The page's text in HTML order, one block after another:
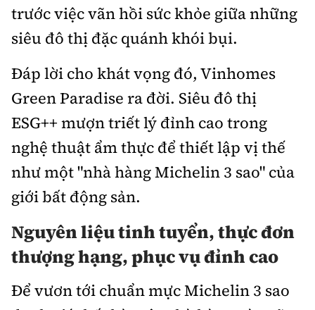
trước việc vãn hồi sức khỏe giữa những
siêu đô thị đặc quánh khói bụi.
Đáp lời cho khát vọng đó, Vinhomes
Green Paradise ra đời. Siêu đô thị
ESG++ mượn triết lý đỉnh cao trong
nghệ thuật ẩm thực để thiết lập vị thế
như một "nhà hàng Michelin 3 sao" của
giới bất động sản.
Nguyên liệu tinh tuyển, thực đơn
thượng hạng, phục vụ đỉnh cao
Để vươn tới chuẩn mực Michelin 3 sao